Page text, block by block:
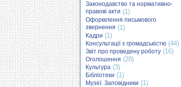
Законодавство та нормативно-
правові акти (1)
Оформлення письмового
звернення (1)
Кадри (1)
Консультації з громадськістю (44)
Звіт про проведену роботу (16)
Оголошення (28)
Культура (3)
Бібліотеки (1)
Музеї. Заповідники (1)